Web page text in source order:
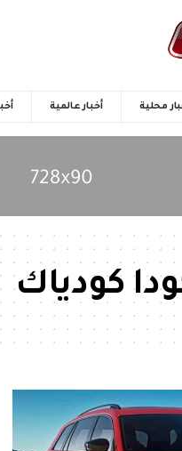
محلية أخبار عالمية
كودياك